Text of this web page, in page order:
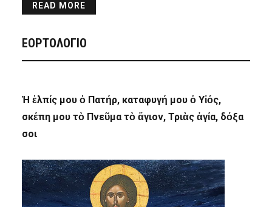
READ MORE
ΕΟΡΤΟΛΟΓΙΟ
Ἡ ἐλπίς μου ὁ Πατήρ, καταφυγή μου ὁ Υἱός,
σκέπη μου τὸ Πνεῦμα τὸ ἅγιον, Τριὰς ἁγία, δόξα
σοι